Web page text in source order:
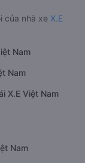
của nhà xe X.E
Nam
Nam
X.E Việt Nam
Nam